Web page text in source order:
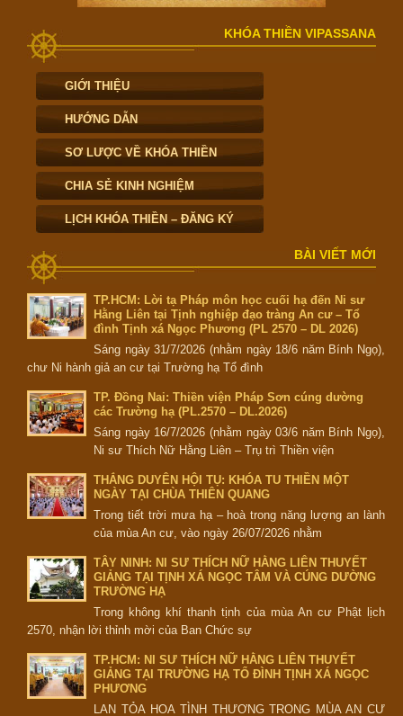
KHÓA THIỀN VIPASSANA
GIỚI THIỆU
HƯỚNG DẪN
SƠ LƯỢC VỀ KHÓA THIỀN
CHIA SẺ KINH NGHIỆM
LỊCH KHÓA THIỀN – ĐĂNG KÝ
BÀI VIẾT MỚI
TP.HCM: Lời tạ Pháp môn học cuối hạ đến Ni sư
Hằng Liên tại Tịnh nghiệp đạo tràng An cư – Tổ
đình Tịnh xá Ngọc Phương (PL 2570 – DL 2026)
Sáng ngày 31/7/2026 (nhằm ngày 18/6 năm Bính Ngọ),
chư Ni hành giả an cư tại Trường hạ Tổ đình
TP. Đồng Nai: Thiền viện Pháp Sơn cúng dường
các Trường hạ (PL.2570 – DL.2026)
Sáng ngày 16/7/2026 (nhằm ngày 03/6 năm Bính Ngọ),
Ni sư Thích Nữ Hằng Liên – Trụ trì Thiền viện
THẮNG DUYÊN HỘI TỤ: KHÓA TU THIỀN MỘT
NGÀY TẠI CHÙA THIÊN QUANG
Trong tiết trời mưa hạ – hoà trong năng lượng an lành
của mùa An cư, vào ngày 26/07/2026 nhằm
TÂY NINH: NI SƯ THÍCH NỮ HẰNG LIÊN THUYẾT
GIẢNG TẠI TỊNH XÁ NGỌC TÂM VÀ CÚNG DƯỜNG
TRƯỜNG HẠ
Trong không khí thanh tịnh của mùa An cư Phật lịch
2570, nhận lời thỉnh mời của Ban Chức sự
TP.HCM: NI SƯ THÍCH NỮ HẰNG LIÊN THUYẾT
GIẢNG TẠI TRƯỜNG HẠ TỔ ĐÌNH TỊNH XÁ NGỌC
PHƯƠNG
LAN TỎA HOA TÌNH THƯƠNG TRONG MÙA AN CƯ